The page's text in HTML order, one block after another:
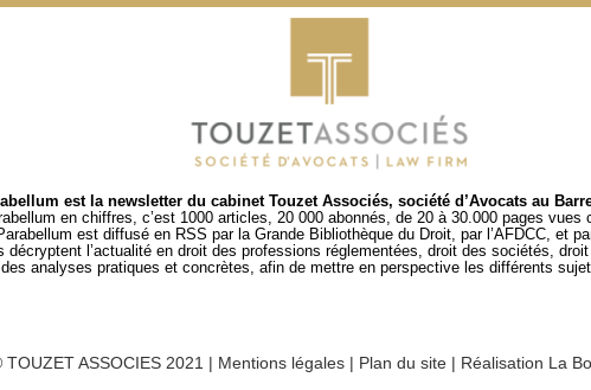
est la newsletter du cabinet Touzet Associés, société d’Avocats au
en chiffres, c’est 1000 articles, 20 000 abonnés, de 20 à 30.000 pages vues
est diffusé en RSS par la Grande Bibliothèque du Droit, par l’AFDCC, et
décryptent l’actualité en droit des professions réglementées, droit des sociétés,
analyses pratiques et concrètes, afin de mettre en perspective les différents
TOUZET ASSOCIES 2021 | Mentions légales | Plan du site | Réalisation La